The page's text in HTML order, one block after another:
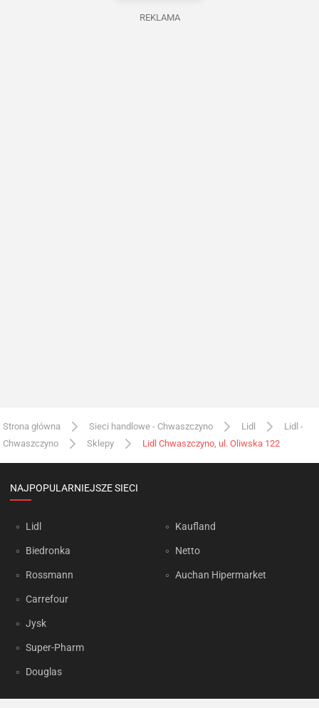
REKLAMA
Strona główna Sieci handlowe - Chwaszczyno Lidl
Lidl -
Chwaszczyno
Sklepy Lidl Chwaszczyno, ul. Oliwska 122
NAJPOPULARNIEJSZE SIECI
Lidl
Biedronka
Rossmann
Carrefour
Jysk
Super-Pharm
Douglas
Kaufland
Netto
Auchan Hipermarket